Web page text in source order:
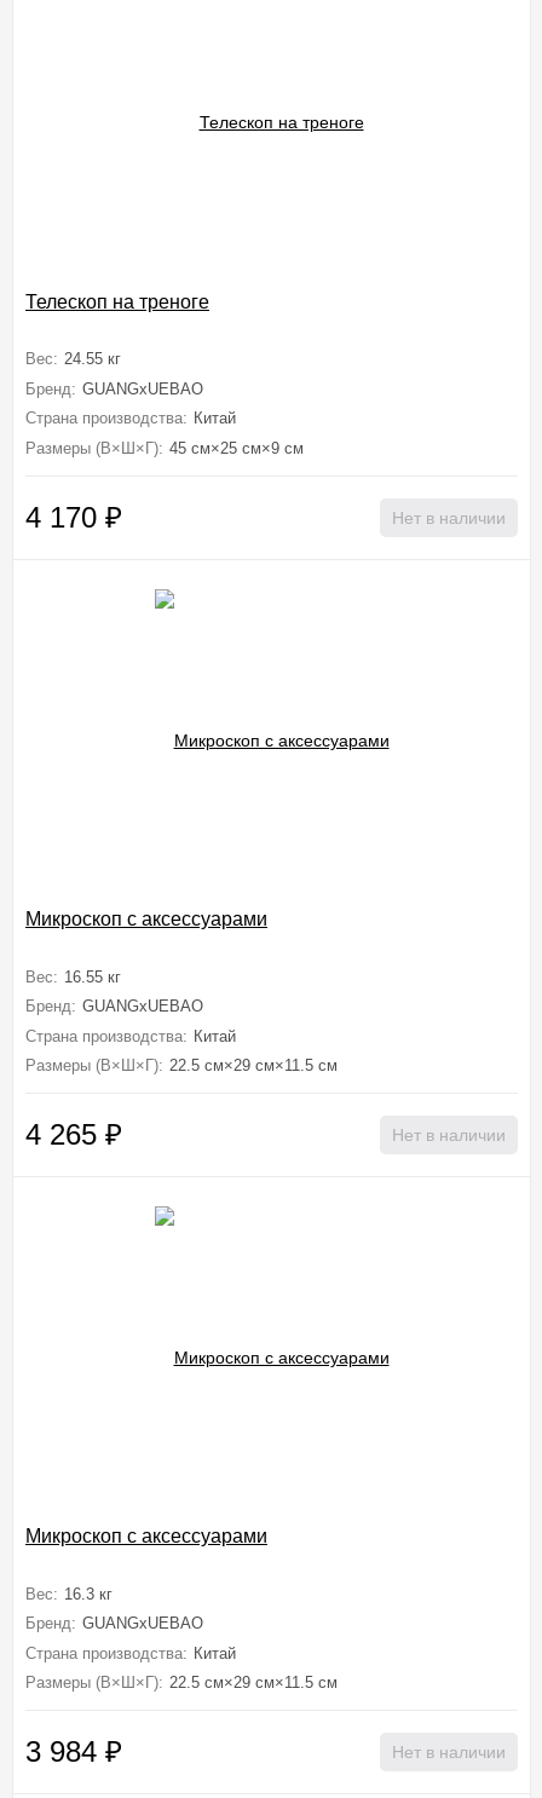
Телескоп на треноге
Вес: 24.55 кг
Бренд: GUANGxUEBAO
Страна производства: Китай
Размеры (В×Ш×Г): 45 см×25 см×9 см
4 170 ₽ Нет в наличии
Микроскоп с аксессуарами
Вес: 16.55 кг
Бренд: GUANGxUEBAO
Страна производства: Китай
Размеры (В×Ш×Г): 22.5 см×29 см×11.5 см
4 265 ₽ Нет в наличии
Микроскоп с аксессуарами
Вес: 16.3 кг
Бренд: GUANGxUEBAO
Страна производства: Китай
Размеры (В×Ш×Г): 22.5 см×29 см×11.5 см
3 984 ₽ Нет в наличии